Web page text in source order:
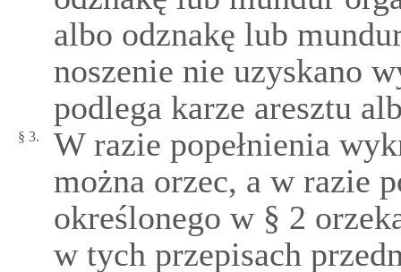
albo odznakę lub
noszenie nie uzyskano
podlega karze aresztu
§ 3.
W razie popełnienia
można orzec, a w razie
określonego w § 2
w tych przepisach